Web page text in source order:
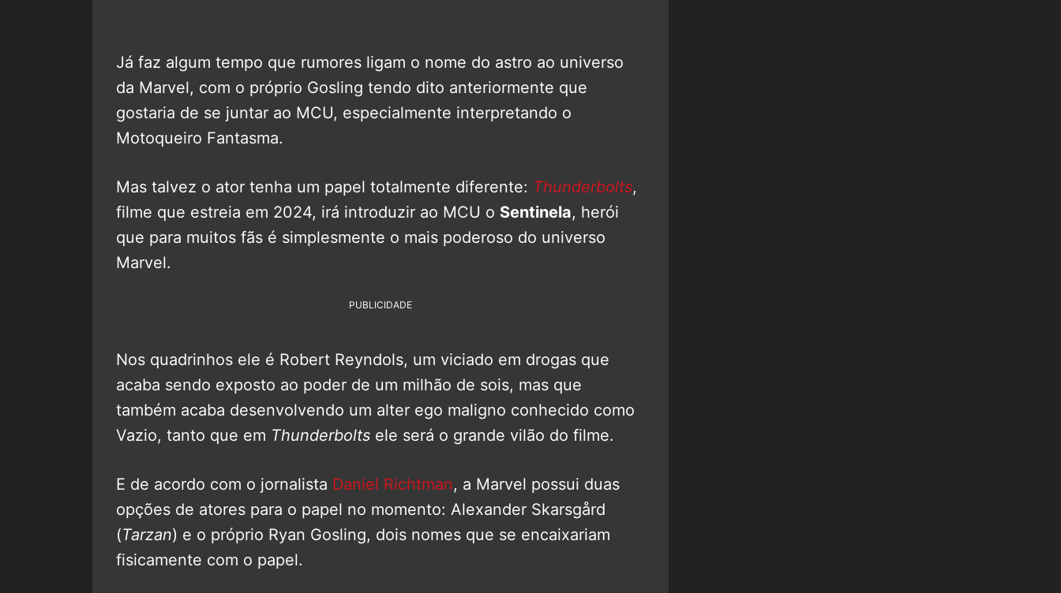
Já faz algum tempo que rumores ligam o nome do astro ao universo
da Marvel, com o próprio Gosling tendo dito anteriormente que
gostaria de se juntar ao MCU, especialmente interpretando o
Motoqueiro Fantasma.
Mas talvez o ator tenha um papel totalmente diferente: Thunderbolts,
filme que estreia em 2024, irá introduzir ao MCU o Sentinela, herói
que para muitos fãs é simplesmente o mais poderoso do universo
Marvel.
PUBLICIDADE
Nos quadrinhos ele é Robert Reyndols, um viciado em drogas que
acaba sendo exposto ao poder de um milhão de sois, mas que
também acaba desenvolvendo um alter ego maligno conhecido como
Vazio, tanto que em Thunderbolts ele será o grande vilão do filme.
E de acordo com o jornalista Daniel Richtman, a Marvel possui duas
opções de atores para o papel no momento: Alexander Skarsgård
(Tarzan) e o próprio Ryan Gosling, dois nomes que se encaixariam
fisicamente com o papel.